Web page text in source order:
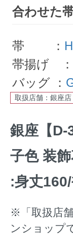
合わせた
帯 ：
帯揚げ
バッグ ：
取扱店舗：銀座店
銀座【D-
子色 装飾
:身丈
※「取扱店
ンショップ